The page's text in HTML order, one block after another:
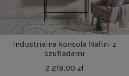
Industrialna konsola Nafini z
szufladami
2 219,00 zł